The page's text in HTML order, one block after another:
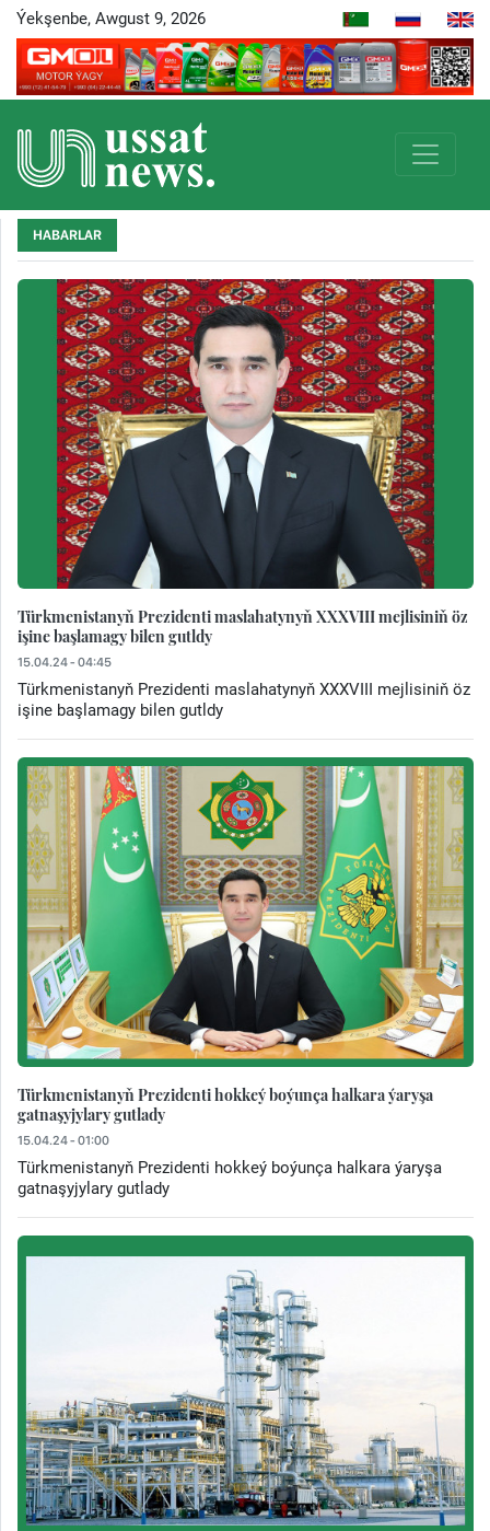
Ýekşenbe, Awgust 9, 2026
HABARLAR
Türkmenistanyň Prezidenti maslahatynyň XXXVIII mejlisiniň öz
işine başlamagy bilen gutldy
15.04.24 - 04:45
Türkmenistanyň Prezidenti maslahatynyň XXXVIII mejlisiniň öz
işine başlamagy bilen gutldy
Türkmenistanyň Prezidenti hokkeý boýunça halkara ýaryşa
gatnaşyjylary gutlady
15.04.24 - 01:00
Türkmenistanyň Prezidenti hokkeý boýunça halkara ýaryşa
gatnaşyjylary gutlady